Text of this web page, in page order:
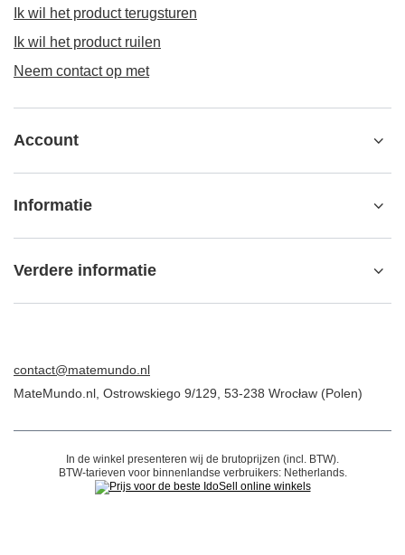
Ik wil het product terugsturen
Ik wil het product ruilen
Neem contact op met
Account
Informatie
Verdere informatie
contact@matemundo.nl
MateMundo.nl Ostrowskiego 9/129 53-238 Wrocław (Polen)
In de winkel presenteren wij de brutoprijzen (incl. BTW).
BTW-tarieven voor binnenlandse verbruikers: Netherlands.